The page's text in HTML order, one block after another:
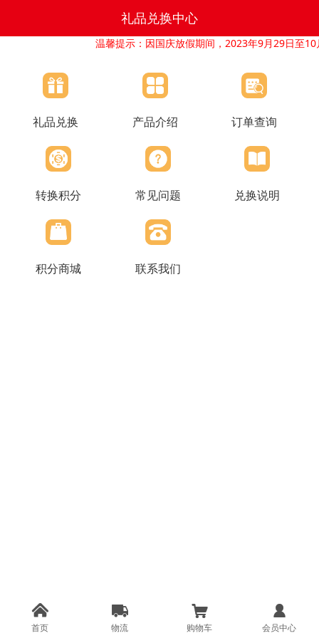
礼品兑换中心
温馨提示：因国庆放假期间，2023年9月29日至
礼品兑换 产品介绍 订单查询
转换积分 常见问题 兑换说明
积分商城 联系我们

首页

物流

购物车

会员中心